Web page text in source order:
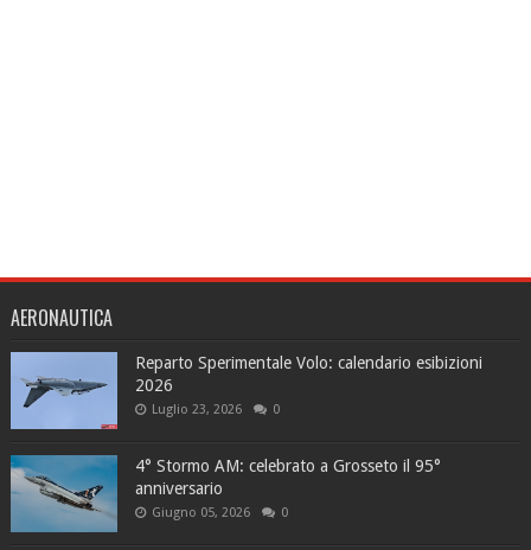
AERONAUTICA
Reparto Sperimentale Volo: calendario esibizioni
2026
Luglio 23, 2026 0
4° Stormo AM: celebrato a Grosseto il 95°
anniversario
Giugno 05, 2026 0